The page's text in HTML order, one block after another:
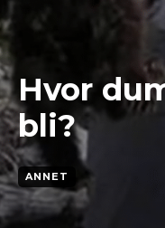
Hvor
bli?
ANNET